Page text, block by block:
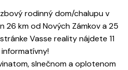
rodinný dom/chalupu v
26 km od Nových Zámkov a 25
Vasse reality nájdete 11
slnečnom a oplotenom